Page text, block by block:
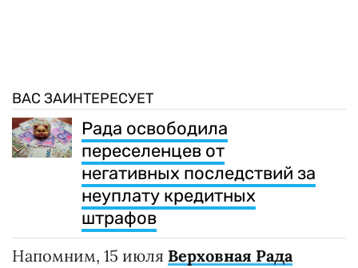
ВАС ЗАИНТЕРЕСУЕТ
Рада освободила
переселенцев от
негативных последствий за
неуплату кредитных
штрафов
Напомним, 15 июля Верховная Рада